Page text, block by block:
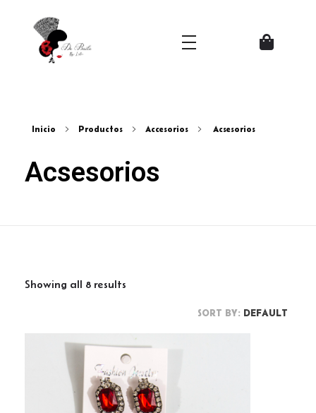
Inicio Productos Accesorios Acsesorios
Acsesorios
Showing all 8 results
SORT BY: DEFAULT